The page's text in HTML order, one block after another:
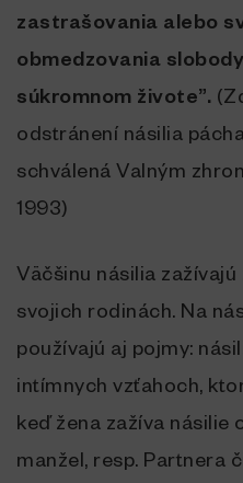
zastrašovania alebo
obmedzovania
súkromnom živote”.
odstránení násilia
schválená Valným
1993)
Väčšinu násilia
svojich rodinách. Na
používajú aj pojmy:
intímnych vzťahoch,
keď žena zažíva násilie
manžel, resp. Partnera